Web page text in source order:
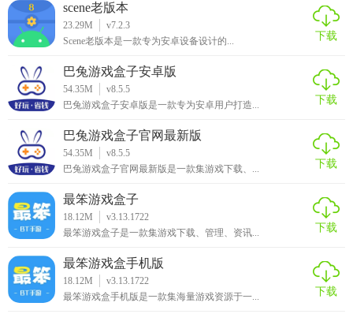
scene老版本
23.29M
v7.2.3
Scene老版本是一款专为安卓设备设计的...
下载
巴兔游戏盒子安卓版
54.35M
v8.5.5
巴兔游戏盒子安卓版是一款专为安卓用户打造...
下载
巴兔游戏盒子官网最新版
54.35M
v8.5.5
巴兔游戏盒子官网最新版是一款集游戏下载、...
下载
最笨游戏盒子
18.12M
v3.13.1722
最笨游戏盒子是一款集游戏下载、管理、资讯...
下载
最笨游戏盒手机版
18.12M
v3.13.1722
最笨游戏盒手机版是一款集海量游戏资源于一...
下载